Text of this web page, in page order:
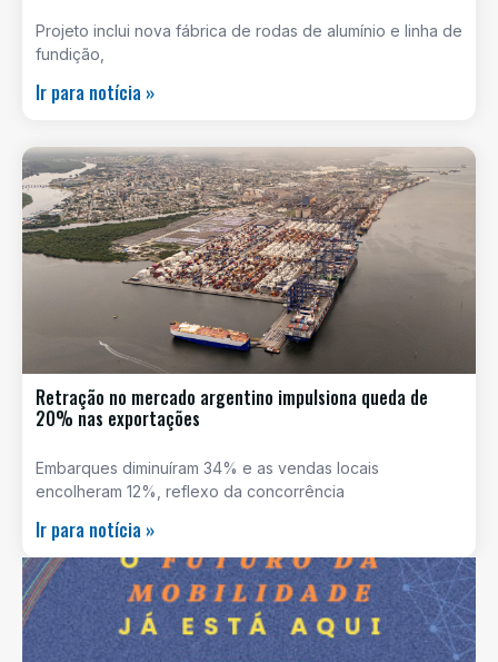
Projeto inclui nova fábrica de rodas de alumínio e linha de
fundição,
Ir para notícia »
Retração no mercado argentino impulsiona queda de
20% nas exportações
Embarques diminuíram 34% e as vendas locais
encolheram 12%, reflexo da concorrência
Ir para notícia »